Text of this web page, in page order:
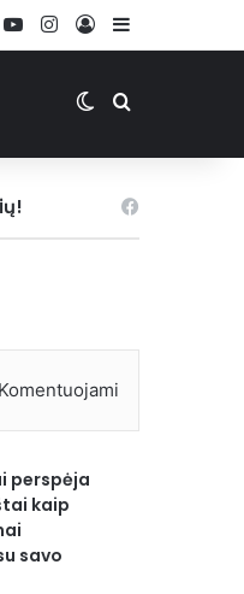
YouTubeInstagramPrisijungti
Sidebar
Switch skin
Ieškoti
Komentuojami
perspėja
kaip
savo